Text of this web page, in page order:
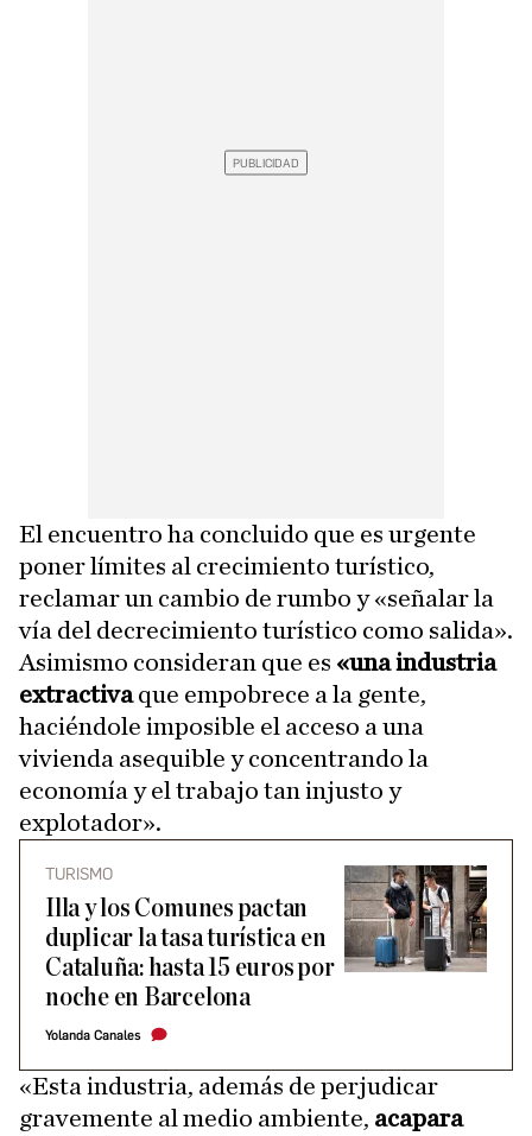
El encuentro ha concluido que es urgente
poner límites al crecimiento turístico,
reclamar un cambio de rumbo y «señalar la
vía del decrecimiento turístico como salida».
Asimismo consideran que es «una industria
extractivaque empobrece a la gente,
haciéndole imposible el acceso a una
vivienda asequible y concentrando la
economía y el trabajo tan injusto y
explotador».
TURISMO
Illa y los Comunes pactan
duplicar la tasa turística en
Cataluña: hasta 15 euros por
noche en Barcelona
Yolanda Canales
«Esta industria, además de perjudicar
gravemente al medio ambiente, acapara